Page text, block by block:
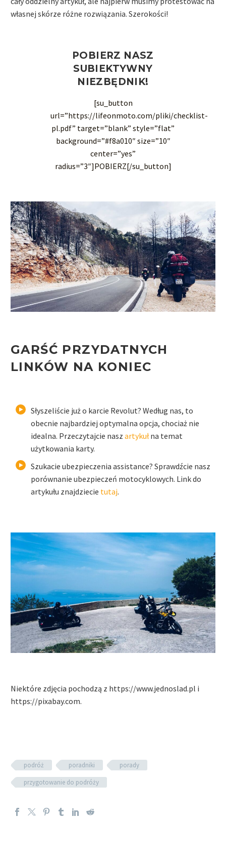
własnej skórze różne rozwiązania. Szerokości!
POBIERZ NASZ
SUBIEKTYWNY
NIEZBĘDNIK!
[su_button
url=”https://lifeonmoto.com/pliki/checklist-
pl.pdf” target=”blank” style=”flat”
background=”#f8a010″ size=”10″
center=”yes”
radius=”3″]POBIERZ[/su_button]
GARŚĆ PRZYDATNYCH
LINKÓW NA KONIEC
Słyszeliście już o karcie Revolut? Według nas, to
obecnie najbardziej optymalna opcja, chociaż nie
idealna. Przeczytajcie nasz artykułna temat
użytkowania karty.
Szukacie ubezpieczenia assistance? Sprawdźcie nasz
porównanie ubezpieczeń motocyklowych. Link do
artykułu znajdziecie tutaj.
Niektóre zdjęcia pochodzą z https://www.jednoslad.pl i
https://pixabay.com.
podróż poradniki
porady
przygotowanie do podróży